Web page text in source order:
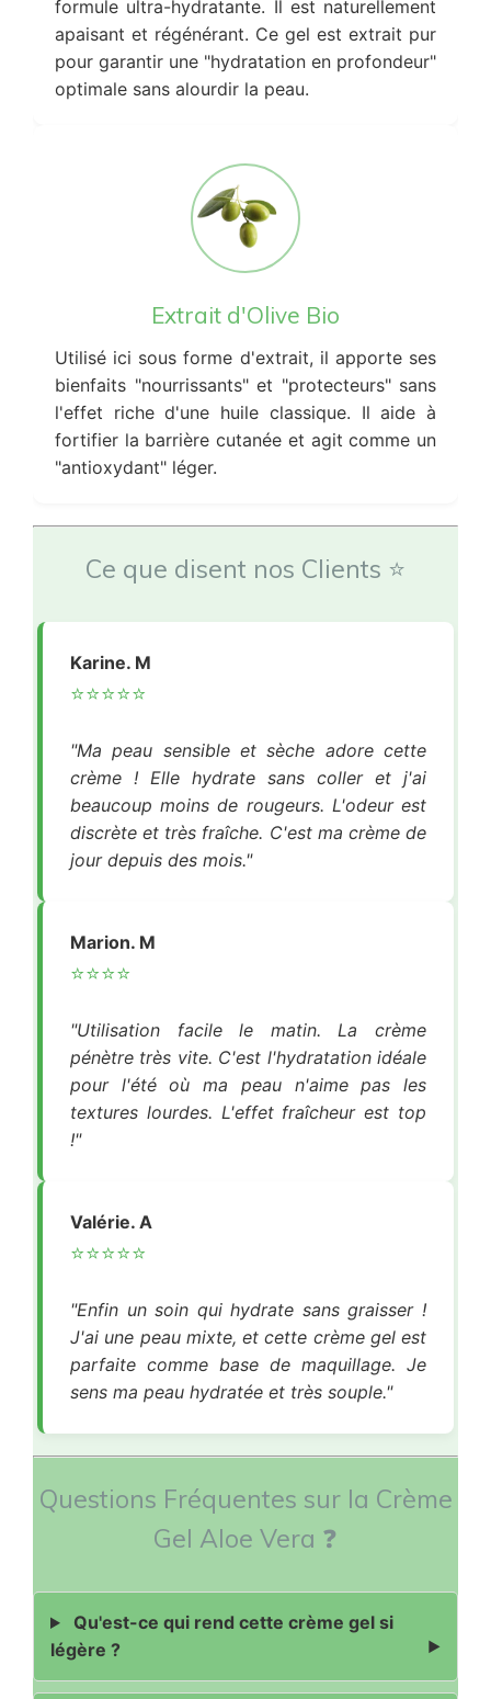
formule ultra-hydratante. Il est naturellement
apaisant et régénérant. Ce gel est extrait pur
pour garantir une "hydratation en profondeur"
optimale sans alourdir la peau.
Extrait d'Olive Bio
Utilisé ici sous forme d'extrait, il apporte ses
bienfaits "nourrissants" et "protecteurs" sans
l'effet riche d'une huile classique. Il aide à
fortifier la barrière cutanée et agit comme un
"antioxydant" léger.
Ce que disent nos Clients ⭐
Karine. M
⭐⭐⭐⭐⭐
"Ma peau sensible et sèche adore cette
crème ! Elle hydrate sans coller et j'ai
beaucoup moins de rougeurs. L'odeur est
discrète et très fraîche. C'est ma crème de
jour depuis des mois."
Marion. M
⭐⭐⭐⭐
"Utilisation facile le matin. La crème
pénètre très vite. C'est l'hydratation idéale
pour l'été où ma peau n'aime pas les
textures lourdes. L'effet fraîcheur est top
!"
Valérie. A
⭐⭐⭐⭐⭐
"Enfin un soin qui hydrate sans graisser !
J'ai une peau mixte, et cette crème gel est
parfaite comme base de maquillage. Je
sens ma peau hydratée et très souple."
Questions Fréquentes sur la Crème
Gel Aloe Vera ❓
Qu'est-ce qui rend cette crème gel si
légère ?